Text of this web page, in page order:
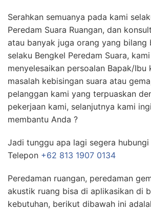
Serahkan semuanya pada kami
Peredam Suara Ruangan, dan
atau banyak juga orang yang bilang
selaku Bengkel Peredam Suara,
menyelesaikan persoalan Bapak/Ibu
masalah kebisingan suara atau
pelanggan kami yang terpuaskan
pekerjaan kami, selanjutnya kami
membantu Anda ?
Jadi tunggu apa lagi segera
Telepon +62 813 1907 0134
Peredaman ruangan, peredaman
akustik ruang bisa di aplikasikan di
kebutuhan, berikut dibawah ini